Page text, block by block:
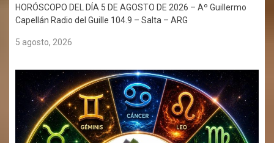
HORÓSCOPO DEL DÍA 5 DE AGOSTO DE 2026 – Aº Guillermo
Capellán Radio del Guille 104.9 – Salta – ARG
5 agosto, 2026